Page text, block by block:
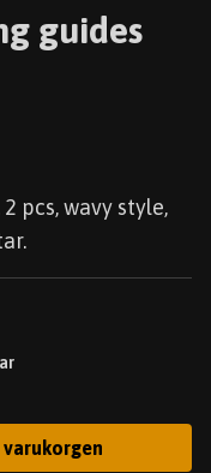
guides
pcs, wavy style,
varukorgen